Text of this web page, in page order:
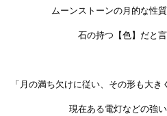
ムーンストーンの月的な性
石の持つ【色】だと言
「月の満ち欠けに従い、その形も大き
現在ある電灯などの強い